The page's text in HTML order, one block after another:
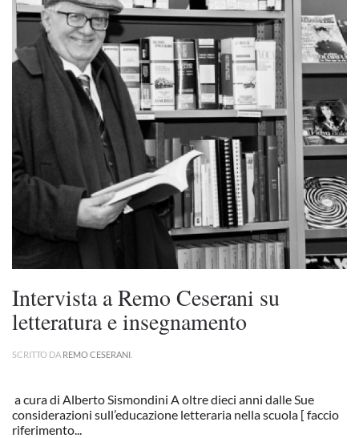
Intervista a Remo Ceserani su
letteratura e insegnamento
SCRITTO DA REMO CESERANI
a cura di Alberto Sismondini A oltre dieci anni dalle Sue
considerazioni sull’educazione letteraria nella scuola [ faccio
riferimento...